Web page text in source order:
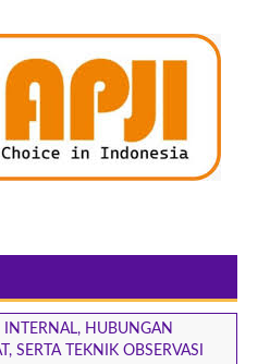
INTERNAL, HUBUNGAN
SERTA TEKNIK OBSERVASI